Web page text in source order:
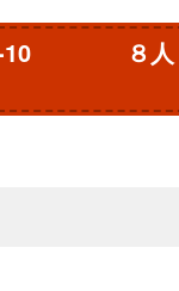
U-10 ８人